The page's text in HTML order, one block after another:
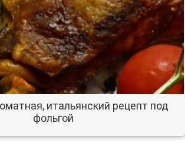
итальянский рецепт под
фольгой